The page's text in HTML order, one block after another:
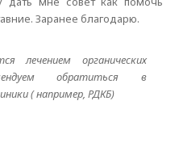
Заранее благодарю.
лечением органических
обратиться в
( например, РДКБ)